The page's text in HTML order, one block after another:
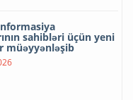
sahibləri üçün yeni
müəyyənləşib